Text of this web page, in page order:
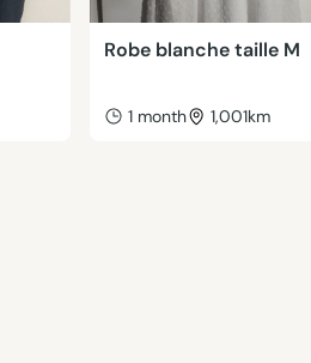
Robe blanche taille M
1 month 1,001km